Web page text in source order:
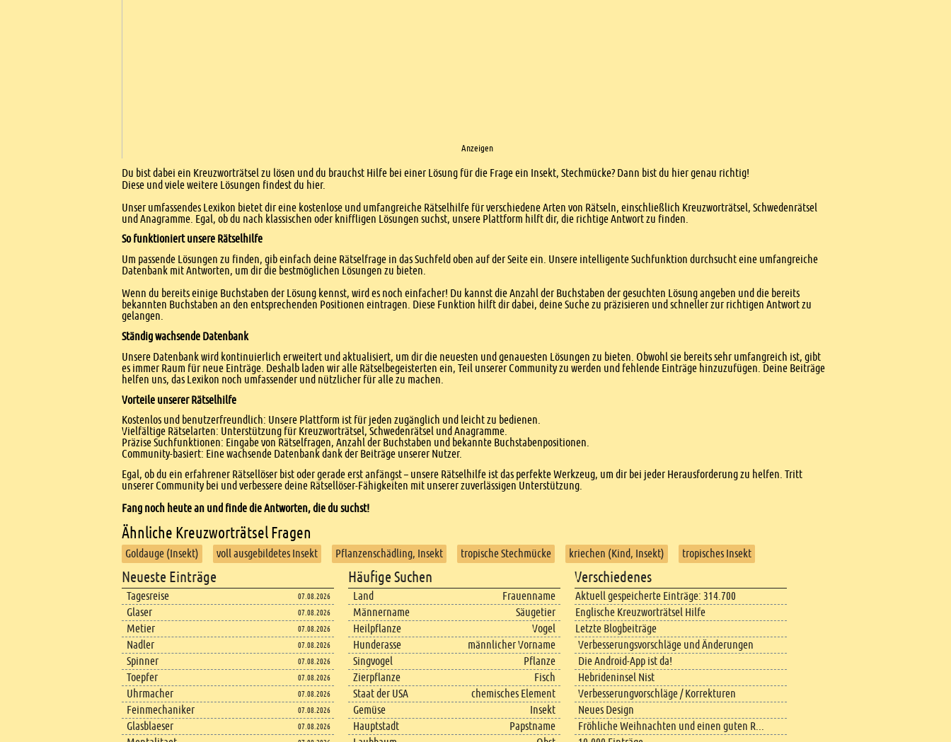
Anzeigen
Einleitung
Du bist dabei ein Kreuzworträtsel zu lösen und du brauchst Hilfe bei einer Lösung für die Frage ein Insekt, Stechmücke? Dann bist du hier genau richtig!
Diese und viele weitere Lösungen findest du hier.
Unser umfassendes Lexikon bietet dir eine kostenlose und umfangreiche Rätselhilfe für verschiedene Arten von Rätseln, einschließlich Kreuzworträtsel, Schwedenrätsel
und Anagramme. Egal, ob du nach klassischen oder kniffligen Lösungen suchst, unsere Plattform hilft dir, die richtige Antwort zu finden.
So funktioniert unsere Rätselhilfe
Um passende Lösungen zu finden, gib einfach deine Rätselfrage in das Suchfeld oben auf der Seite ein. Unsere intelligente Suchfunktion durchsucht eine umfangreiche
Datenbank mit Antworten, um dir die bestmöglichen Lösungen zu bieten.
Wenn du bereits einige Buchstaben der Lösung kennst, wird es noch einfacher! Du kannst die Anzahl der Buchstaben der gesuchten Lösung angeben und die bereits
bekannten Buchstaben an den entsprechenden Positionen eintragen. Diese Funktion hilft dir dabei, deine Suche zu präzisieren und schneller zur richtigen Antwort zu
gelangen.
Ständig wachsende Datenbank
Unsere Datenbank wird kontinuierlich erweitert und aktualisiert, um dir die neuesten und genauesten Lösungen zu bieten. Obwohl sie bereits sehr umfangreich ist, gibt
es immer Raum für neue Einträge. Deshalb laden wir alle Rätselbegeisterten ein, Teil unserer Community zu werden und fehlende Einträge hinzuzufügen. Deine Beiträge
helfen uns, das Lexikon noch umfassender und nützlicher für alle zu machen.
Vorteile unserer Rätselhilfe
Kostenlos und benutzerfreundlich: Unsere Plattform ist für jeden zugänglich und leicht zu bedienen.
Vielfältige Rätselarten: Unterstützung für Kreuzworträtsel, Schwedenrätsel und Anagramme.
Präzise Suchfunktionen: Eingabe von Rätselfragen, Anzahl der Buchstaben und bekannte Buchstabenpositionen.
Community-basiert: Eine wachsende Datenbank dank der Beiträge unserer Nutzer.
Egal, ob du ein erfahrener Rätsellöser bist oder gerade erst anfängst – unsere Rätselhilfe ist das perfekte Werkzeug, um dir bei jeder Herausforderung zu helfen. Tritt
unserer Community bei und verbessere deine Rätsellöser-Fähigkeiten mit unserer zuverlässigen Unterstützung.
Fang noch heute an und finde die Antworten, die du suchst!
Ähnliche Kreuzworträtsel Fragen
Goldauge (Insekt) voll ausgebildetes Insekt Pflanzenschädling, Insekt tropische Stechmücke kriechen (Kind, Insekt)
tropisches Insekt
Footer content
Neueste Einträge
Tagesreise 07.08.2026
Glaser 07.08.2026
Metier 07.08.2026
Nadler 07.08.2026
Spinner 07.08.2026
Toepfer 07.08.2026
Uhrmacher 07.08.2026
Feinmechaniker 07.08.2026
Glasblaeser 07.08.2026
Häufige Suchen
Land
Frauenname
Männername
Säugetier
Heilpflanze
Vogel
Hunderasse
männlicher Vorname
Singvogel
Pflanze
Zierpflanze
Fisch
Staat der USA
chemisches Element
Gemüse
Insekt
Hauptstadt
Papstname
Verschiedenes
Aktuell gespeicherte Einträge: 314.700
Englische Kreuzworträtsel Hilfe
Letzte Blogbeiträge
Verbesserungsvorschläge und Änderungen
Die Android-App ist da!
Hebrideninsel Nist
Verbesserungvorschläge / Korrekturen
Neues Design
Fröhliche Weihnachten und einen guten R...